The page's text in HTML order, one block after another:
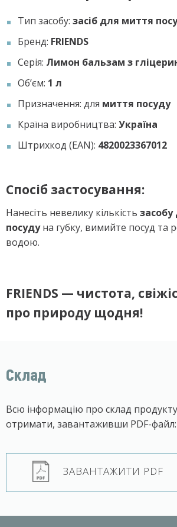
Тип засобу: засіб для миття
Бренд: FRIENDS
Серія: Лимон бальзам з
Об’єм: 1 л
Призначення: для миття посуду
Країна виробництва: Україна
Штрихкод (EAN): 4820023367012
Спосіб застосування:
Нанесіть невелику кількість
посудуна губку, вимийте посуд та
водою.
FRIENDS — чистота,
про природу щодня!
Склад
Всю інформацію про склад
отримати, завантаживши PDF-файл:
ЗАВАНТАЖИТИ PDF